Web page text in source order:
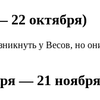
22 октября)
у Весов, но
— 21